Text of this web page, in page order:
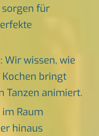
sorgen für
: Wir wissen, wie
bringt
Tanzen animiert.
Raum
hinaus